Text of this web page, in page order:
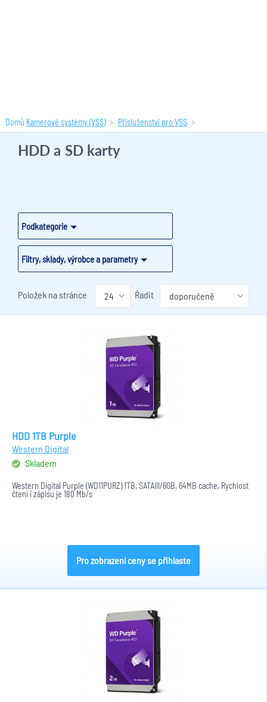
Domů Kamerové systémy (VSS) Příslušenství pro VSS
HDD a SD karty (42 produktů)
Podkategorie
Filtry, sklady, výrobce a parametry
HDD a SD karty
Položek na stránce Řadit
HDD 1TB Purple
Western Digital
Skladem
Western Digital Purple (WD11PURZ) 1TB, SATAIII/6GB, 64MB cache, Rychlost
čtení i zápisu je 180 Mb/s
Pro zobrazení ceny se přihlaste